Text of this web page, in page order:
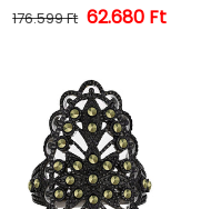
Normál ár
176.599 Ft 62.680 Ft